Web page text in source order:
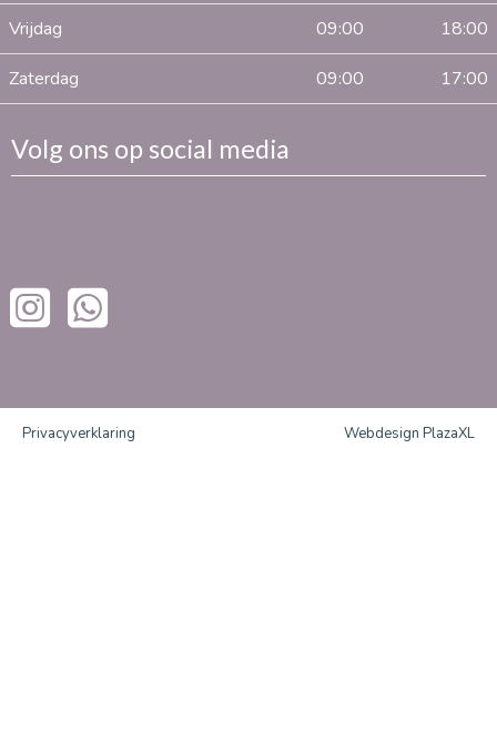
Vrijdag 09:00 18:00
Zaterdag 09:00 17:00
Volg ons op social media
Privacyverklaring Webdesign PlazaXL